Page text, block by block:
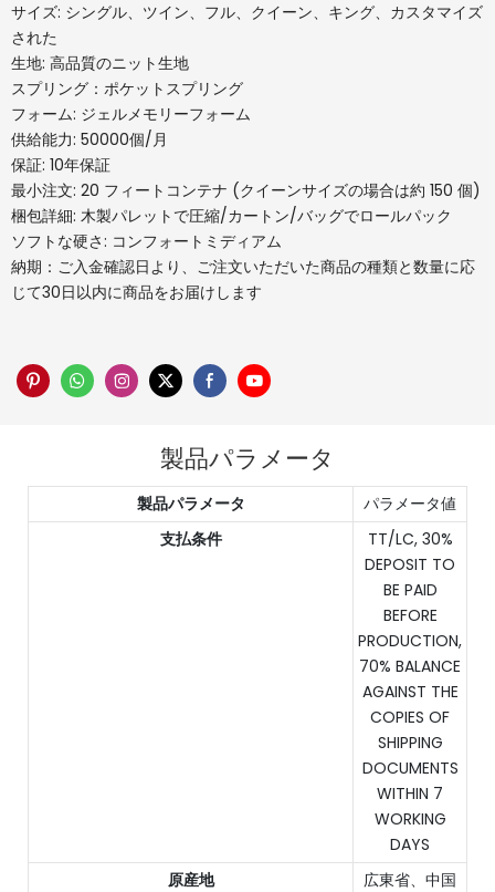
サイズ: シングル、ツイン、フル、クイーン、キング、カスタマイズ
された
生地: 高品質のニット生地
スプリング：ポケットスプリング
フォーム: ジェルメモリーフォーム
供給能力: 50000個/月
保証: 10年保証
最小注文: 20 フィートコンテナ (クイーンサイズの場合は約 150 個)
梱包詳細: 木製パレットで圧縮/カートン/バッグでロールパック
ソフトな硬さ: コンフォートミディアム
納期：ご入金確認日より、ご注文いただいた商品の種類と数量に応
じて30日以内に商品をお届けします
製品パラメータ
製品パラメータ
パラメータ値
支払条件
TT/LC, 30%
DEPOSIT TO
BE PAID
BEFORE
PRODUCTION,
70% BALANCE
AGAINST THE
COPIES OF
SHIPPING
DOCUMENTS
WITHIN 7
WORKING
DAYS
原産地
広東省、中国